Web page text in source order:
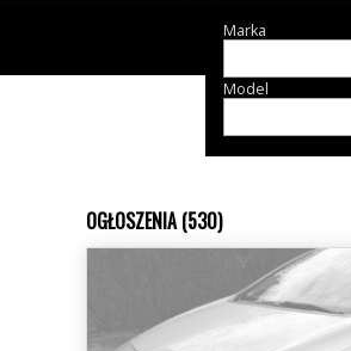
Marka
Model
OGŁOSZENIA (530)